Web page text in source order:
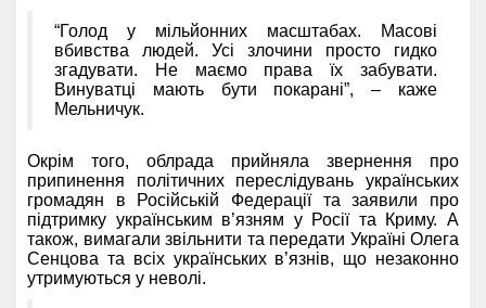
“Голод у мільйонних масштабах. Масові
вбивства людей. Усі злочини просто гидко
згадувати. Не маємо права їх забувати.
Винуватці мають бути покарані”, – каже
Мельничук.
Окрім того, облрада прийняла звернення про
припинення політичних переслідувань українських
громадян в Російській Федерації та заявили про
підтримку українським в’язням у Росії та Криму. А
також, вимагали звільнити та передати Україні Олега
Сенцова та всіх українських в’язнів, що незаконно
утримуються у неволі.